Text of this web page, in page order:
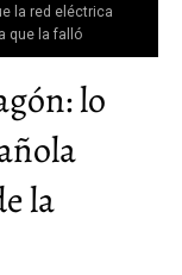
la red eléctrica
que la falló
lo
la